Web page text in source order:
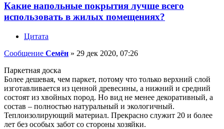
Какие напольные покрытия лучше всего
использовать в жилых помещениях?
Цитата
Сообщение Семён » 29 дек 2020, 07:26
Паркетная доска
Более дешевая, чем паркет, потому что только верхний слой
изготавливается из ценной древесины, а нижний и средний
состоят из хвойных пород. Но вид не менее декоративный, а
состав – полностью натуральный и экологичный.
Теплоизолирующий материал. Прекрасно служит 20 и более
лет без особых забот со стороны хозяйки.